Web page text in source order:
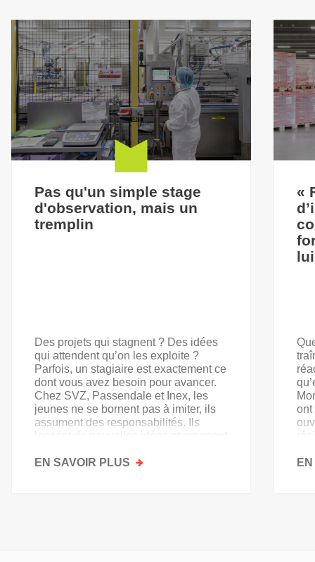
Pas qu'un simple stage
d'observation, mais un
tremplin
Des projets qui stagnent ? Des idées
qui attendent qu’on les exploite ?
Parfois, un stagiaire est exactement ce
dont vous avez besoin pour avancer.
Chez SVZ, Passendale et Inex, les
jeunes ne se bornent pas à imiter, ils
assument des responsabilités. Ils
lancent de nouvelles idées et prennent
EN SAVOIR PLUS SUR
«
ont